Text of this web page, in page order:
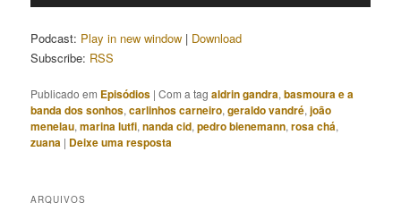
Podcast: Play in new window | Download
Subscribe: RSS
Publicado em Episódios |Com a tagaldrin gandra,basmoura e a
banda dos sonhos,carlinhos carneiro,geraldo vandré,joão
menelau,marina lutfi,nanda cid,pedro bienemann,rosa chá,
zuana | Deixe uma resposta
ARQUIVOS